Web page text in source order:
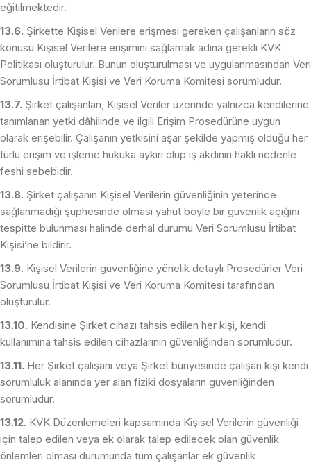
eğitilmektedir.
13.6. Şirkette Kişisel Verilere erişmesi gereken çalışanların söz
konusu Kişisel Verilere erişimini sağlamak adına gerekli KVK
Politikası oluşturulur. Bunun oluşturulması ve uygulanmasından Veri
Sorumlusu İrtibat Kişisi ve Veri Koruma Komitesi sorumludur.
13.7. Şirket çalışanları, Kişisel Veriler üzerinde yalnızca kendilerine
tanımlanan yetki dâhilinde ve ilgili Erişim Prosedürüne uygun
olarak erişebilir. Çalışanın yetkisini aşar şekilde yapmış olduğu her
türlü erişim ve işleme hukuka aykırı olup iş akdinin haklı nedenle
feshi sebebidir.
13.8. Şirket çalışanın Kişisel Verilerin güvenliğinin yeterince
sağlanmadığı şüphesinde olması yahut böyle bir güvenlik açığını
tespitte bulunması halinde derhal durumu Veri Sorumlusu İrtibat
Kişisi’ne bildirir.
13.9. Kişisel Verilerin güvenliğine yönelik detaylı Prosedürler Veri
Sorumlusu İrtibat Kişisi ve Veri Koruma Komitesi tarafından
oluşturulur.
13.10. Kendisine Şirket cihazı tahsis edilen her kişi, kendi
kullanımına tahsis edilen cihazlarının güvenliğinden sorumludur.
13.11. Her Şirket çalışanı veya Şirket bünyesinde çalışan kişi kendi
sorumluluk alanında yer alan fiziki dosyaların güvenliğinden
sorumludur.
13.12. KVK Düzenlemeleri kapsamında Kişisel Verilerin güvenliği
için talep edilen veya ek olarak talep edilecek olan güvenlik
önlemleri olması durumunda tüm çalışanlar ek güvenlik